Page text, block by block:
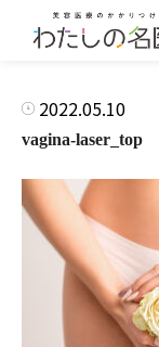
2022.05.10
vagina-laser_top